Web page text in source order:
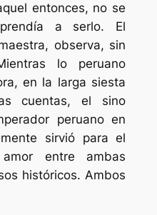
entonces, no se
a serlo. El
observa, sin
lo peruano
en la larga siesta
cuentas, el sino
peruano en
sirvió para el
entre ambas
históricos. Ambos